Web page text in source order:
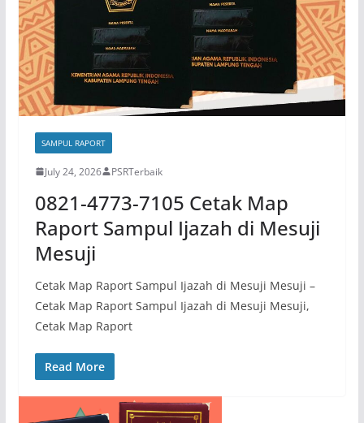
SAMPUL RAPORT
July 24, 2026 PSRTerbaik
0821-4773-7105 Cetak Map
Raport Sampul Ijazah di Mesuji
Mesuji
Cetak Map Raport Sampul Ijazah di Mesuji Mesuji –
Cetak Map Raport Sampul Ijazah di Mesuji Mesuji,
Cetak Map Raport
Read More